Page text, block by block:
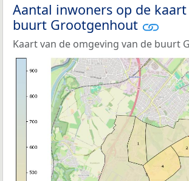
Aantal inwoners op de kaart
buurt Grootgenhout
Kaart van de omgeving van de buurt